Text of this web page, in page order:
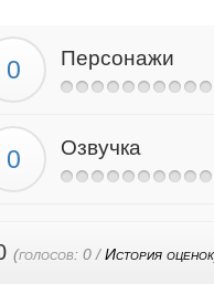
Персонажи
Озвучка
(голосов: 0/История оценок